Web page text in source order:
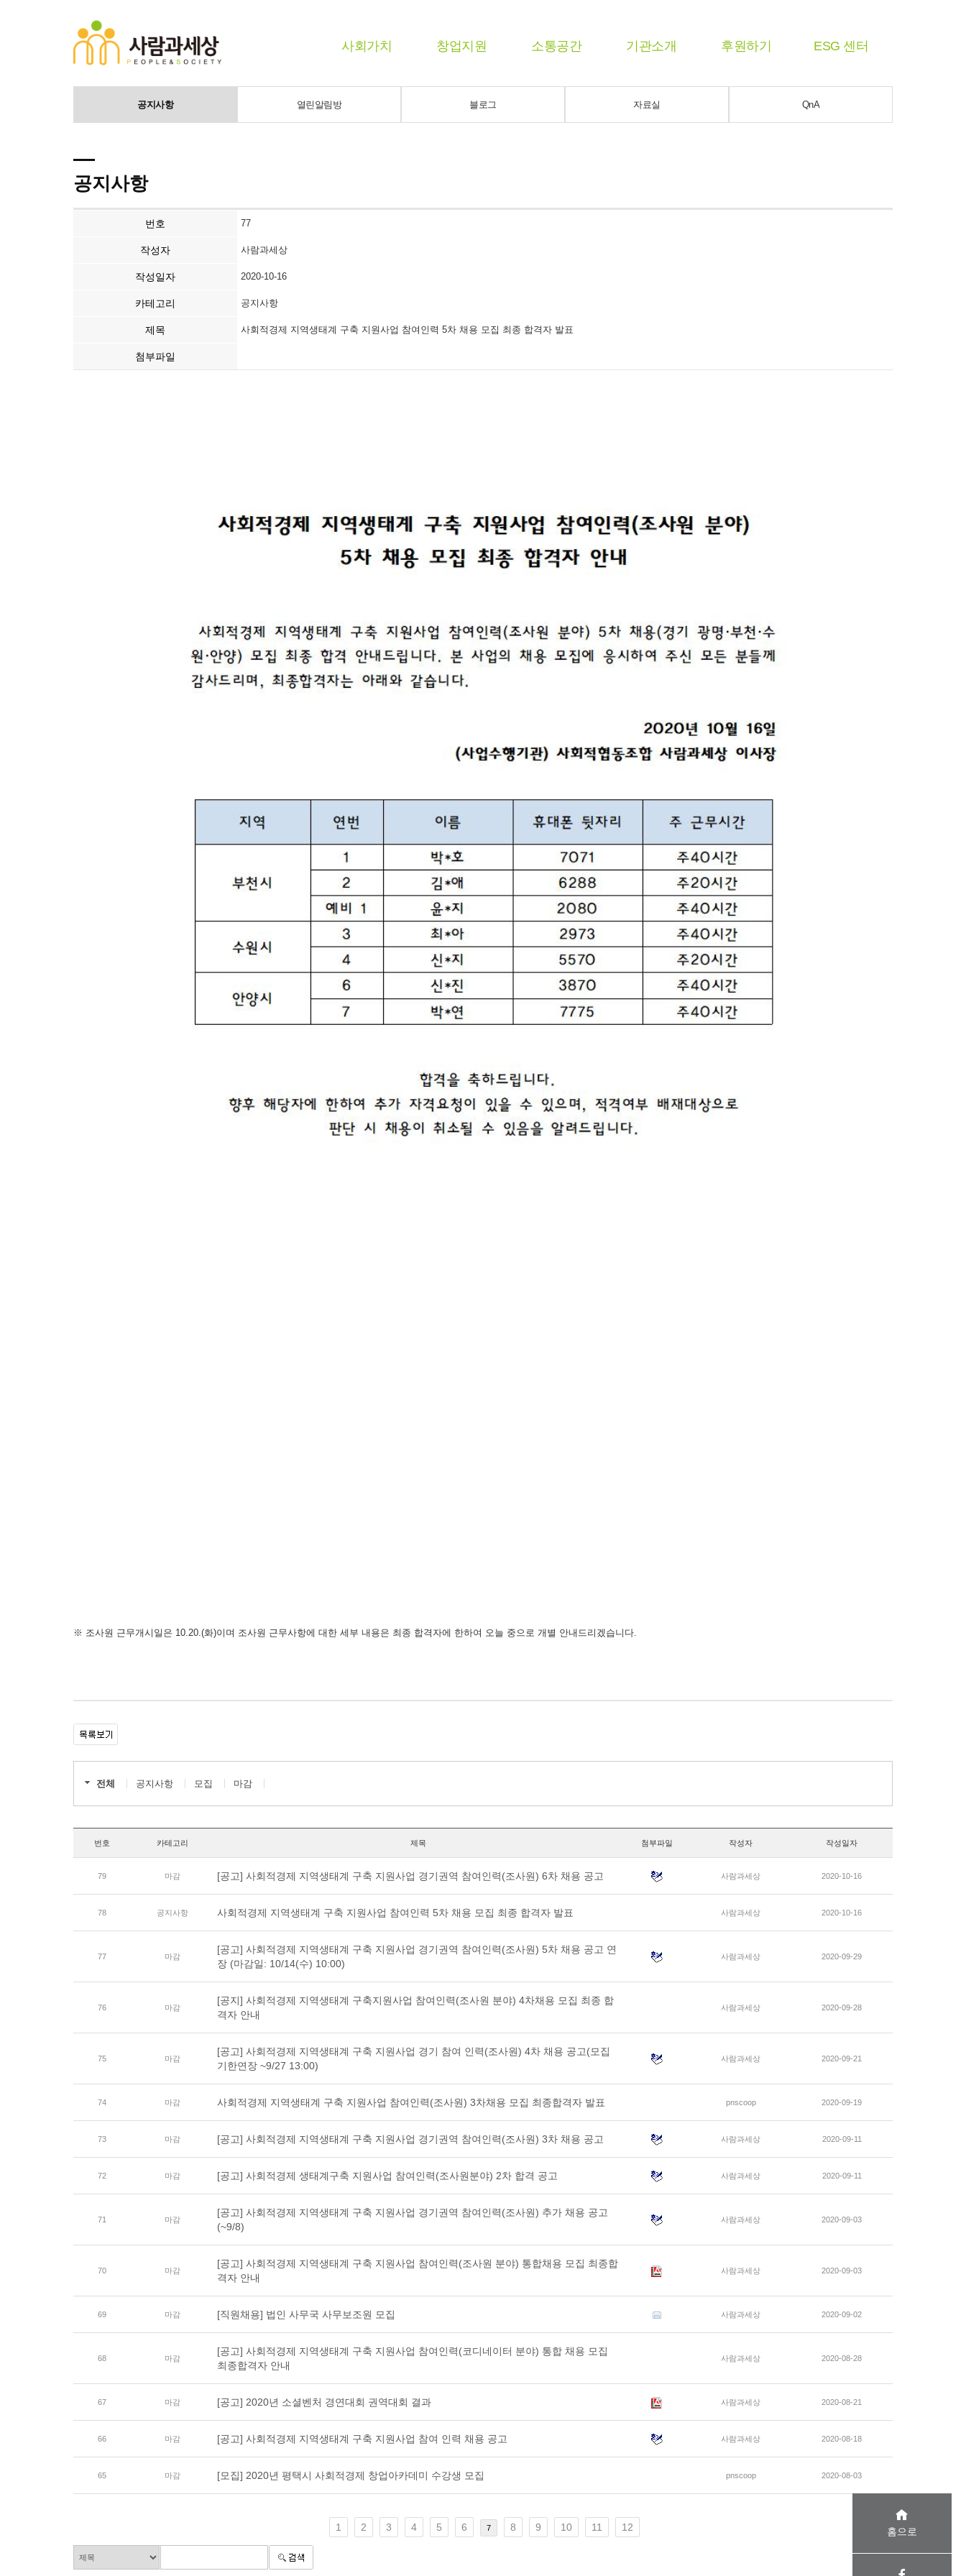
사회가치 창업지원 소통공간 기관소개 후원하기 ESG 센터
공지사항 열린알림방 블로그 자료실 QnA
공지사항
번호 77
작성자 사람과세상
작성일자 2020-10-16
카테고리 공지사항
제목 사회적경제 지역생태계 구축 지원사업 참여인력 5차 채용 모집 최종 합격자 발표
첨부파일
※ 조사원 근무개시일은 10.20.(화)이며 조사원 근무사항에 대한 세부 내용은 최종 합격자에 한하여 오늘 중으로 개별 안내드리겠습니다.
전체 공지사항 모집 마감
번호 카테고리 제목 첨부파일 작성자 작성일자
79 마감 [공고] 사회적경제 지역생태계 구축 지원사업 경기권역 참여인력(조사원) 6차 채용 공고 사람과세상 2020-10-16
78 공지사항 사회적경제 지역생태계 구축 지원사업 참여인력 5차 채용 모집 최종 합격자 발표 사람과세상 2020-10-16
77 마감
[공고] 사회적경제 지역생태계 구축 지원사업 경기권역 참여인력(조사원) 5차 채용 공고 연
장 (마감일: 10/14(수) 10:00)
사람과세상 2020-09-29
76 마감
[공지] 사회적경제 지역생태계 구축지원사업 참여인력(조사원 분야) 4차채용 모집 최종 합
격자 안내
사람과세상 2020-09-28
75 마감
[공고] 사회적경제 지역생태계 구축 지원사업 경기 참여 인력(조사원) 4차 채용 공고(모집
기한연장 ~9/27 13:00)
사람과세상 2020-09-21
74 마감 사회적경제 지역생태계 구축 지원사업 참여인력(조사원) 3차채용 모집 최종합격자 발표 pnscoop 2020-09-19
73 마감 [공고] 사회적경제 지역생태계 구축 지원사업 경기권역 참여인력(조사원) 3차 채용 공고 사람과세상 2020-09-11
72 마감 [공고] 사회적경제 생태계구축 지원사업 참여인력(조사원분야) 2차 합격 공고 사람과세상 2020-09-11
71 마감
[공고] 사회적경제 지역생태계 구축 지원사업 경기권역 참여인력(조사원) 추가 채용 공고
(~9/8)
사람과세상 2020-09-03
70 마감
[공고] 사회적경제 지역생태계 구축 지원사업 참여인력(조사원 분야) 통합채용 모집 최종합
격자 안내
사람과세상 2020-09-03
69 마감 [직원채용] 법인 사무국 사무보조원 모집 사람과세상 2020-09-02
68 마감
[공고] 사회적경제 지역생태계 구축 지원사업 참여인력(코디네이터 분야) 통합 채용 모집
최종합격자 안내
사람과세상 2020-08-28
67 마감 [공고] 2020년 소셜벤처 경연대회 권역대회 결과 사람과세상 2020-08-21
66 마감 [공고] 사회적경제 지역생태계 구축 지원사업 참여 인력 채용 공고 사람과세상 2020-08-18
65 마감 [모집] 2020년 평택시 사회적경제 창업아카데미 수강생 모집 pnscoop 2020-08-03
1 2 3 4 5 6 7 8 9 10 11 12 홈으로